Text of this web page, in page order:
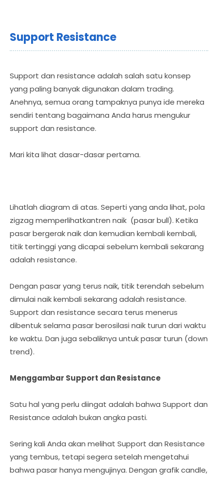
Support Resistance
Support dan resistance adalah salah satu konsep
yang paling banyak digunakan dalam trading.
Anehnya, semua orang tampaknya punya ide mereka
sendiri tentang bagaimana Anda harus mengukur
support dan resistance.
Mari kita lihat dasar-dasar pertama.
Lihatlah diagram di atas. Seperti yang anda lihat, pola
zigzag memperlihatkantren naik (pasar bull). Ketika
pasar bergerak naik dan kemudian kembali kembali,
titik tertinggi yang dicapai sebelum kembali sekarang
adalah resistance.
Dengan pasar yang terus naik, titik terendah sebelum
dimulai naik kembali sekarang adalah resistance.
Support dan resistance secara terus menerus
dibentuk selama pasar berosilasi naik turun dari waktu
ke waktu. Dan juga sebaliknya untuk pasar turun (down
trend).
Menggambar Support dan Resistance
Satu hal yang perlu diingat adalah bahwa Support dan
Resistance adalah bukan angka pasti.
Sering kali Anda akan melihat Support dan Resistance
yang tembus, tetapi segera setelah mengetahui
bahwa pasar hanya mengujinya. Dengan grafik candle,